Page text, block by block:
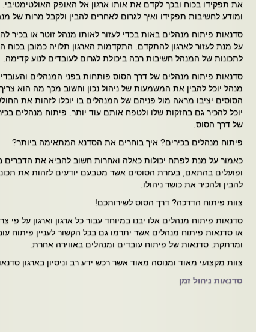
את תפקידו בכוח ובכך לקדם את אותו ארגון אל האופק
ומודע לחשיבות תפקידו ואיך לגרום לאחרים להבין ולקבל מרות של
סדנאות פיתוח מנהלים באות בכדי לעזור לאותו מנהל זוטר או בכיר
על מנת לעזור לארגון להתקדם. התקדמות הארגון תלויה כמובן בכוח
לתכונות של המנהל חשיבות רבה ביכולת לגרום לעובדים לנוע קדימה.
סדנאות פיתוח מנהלים של דרך הסוס פותחות בפני המנהלים
מנהל יוכל להבין את המשמעות של ניהול נכון וחשוב מכך מה הוא
הסוסים יציבו מראה מול פניהם של המנהלים בו יוכלו לזהות את
יוכל להכיר גם בחזקות שלו ולטפח אותם עוד יותר. פיתוח מנהלים
של דרך הסוס.
פיתוח מנהלים בכירים? איך בוחרים את הסדנא המתאימה ביותר?
כאמור על מנת לפתח יכולות כאלה ואחרות חשוב להביא את
ופועלים בהתאם, בעזרת הסוסים אשר מטבעם יודעים לזהות את
להבין ולהכיר את כושר ניהולו.
צוות פיתוח הדרכה? דרך הסוס לשירותכם!
סדנאות פיתוח מנהלים אלו יבנו במיוחד עבור כל ארגון וארגון על פי
או סדנאות פיתוח מנהלים אשר יתרמו גם בכל הקשור לעניין פיתוח
ומרתקת. סדנאות של פיתוח עובדים ומנהלים באווירה אחרת.
צוות מקצועי מאוד ומנוסה מאוד אשר רכש ידע רב וניסיון בארגון
סדנאות ניהול זמן